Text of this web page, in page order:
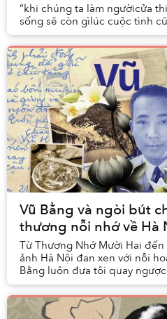
“khi chúng ta làm ngườicửa
sống sẽ còn gìlúc cuộc tình
Vũ Bằng và ngòi bút
thương nỗi nhớ về Hà
Từ Thương Nhớ Mười Hai
ảnh Hà Nội đan xen với nỗi
Bằng luôn đưa tôi quay
phố tôi yêu, đặc biệt sau khi